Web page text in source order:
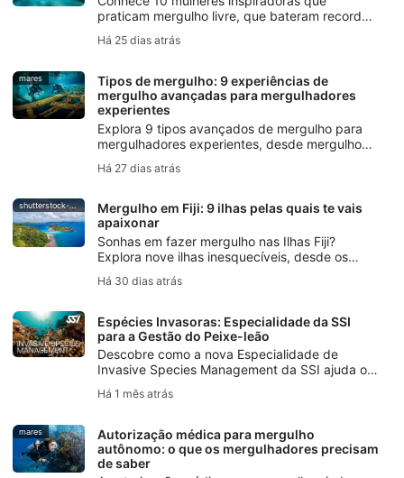
praticam mergulho livre, que bateram recordes,
criaram arte subaquática e mantiveram vivas
Há 25 dias atrás
mares
Tipos de mergulho: 9 experiências de
mergulho avançadas para mergulhadores
experientes
Explora 9 tipos avançados de mergulho para
mergulhadores experientes, desde mergulho
cavernas, à deriva, noturno, no gelo, com
Há 27 dias atrás
shutterstock-bell-davey-photography
Mergulho em Fiji: 9 ilhas pelas quais te vais
apaixonar
Sonhas em fazer mergulho nas Ilhas Fiji?
Explora nove ilhas inesquecíveis, desde os
mergulho com tubarões-touro mundialmente
Há 30 dias atrás
Espécies Invasoras: Especialidade da SSI
para a Gestão do Peixe-leão
Descobre como a nova Especialidade de
Invasive Species Management da SSI ajuda os
invasoras, a gerir o peixe-leão de forma
locais.
Há 1 mês atrás
mares
Autorização médica para mergulho
autônomo: o que os mergulhadores precisam
de saber